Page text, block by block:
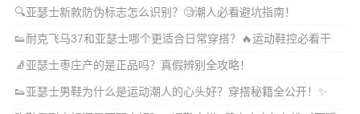
🔍亚瑟士新款防伪标志怎么识别？🧐潮人必看避坑指南！
👟耐克飞马37和亚瑟士哪个更适合日常穿搭？🔥运动鞋控必看干
货！
🧦亚瑟士枣庄产的是正品吗？真假辨别全攻略！
👟亚瑟士男鞋为什么是运动潮人的心头好？穿搭秘籍全公开！✨